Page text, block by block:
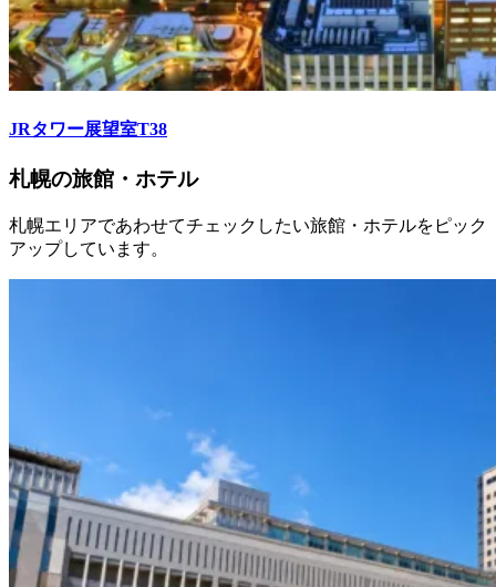
JRタワー展望室T38
札幌の旅館・ホテル
札幌エリアであわせてチェックしたい旅館・ホテルをピック
アップしています。